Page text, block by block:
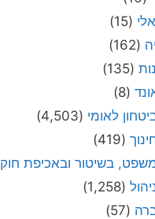
(15)
(162)
(135)
(8)
לאומי (4,503)
(419)
בשיטור ובאכיפת חוק
(1,258)
(57)